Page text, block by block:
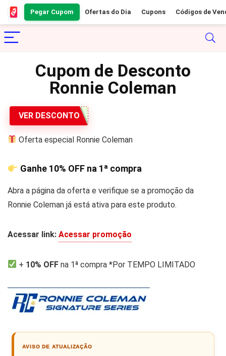
Pegar Cupom Ofertas do Dia Cupons Códigos de
Cupom de Desconto
Ronnie Coleman
VER DESCONTO
Oferta especial Ronnie Coleman
Ganhe 10% OFFna 1ª compra
Abra a página da oferta e verifique se a promoção da
Ronnie Coleman já está ativa para este produto.
Acessar link: Acessar promoção
+ 10% OFF na 1ª compra *Por TEMPO LIMITADO
AVISO DE ATUALIZAÇÃO